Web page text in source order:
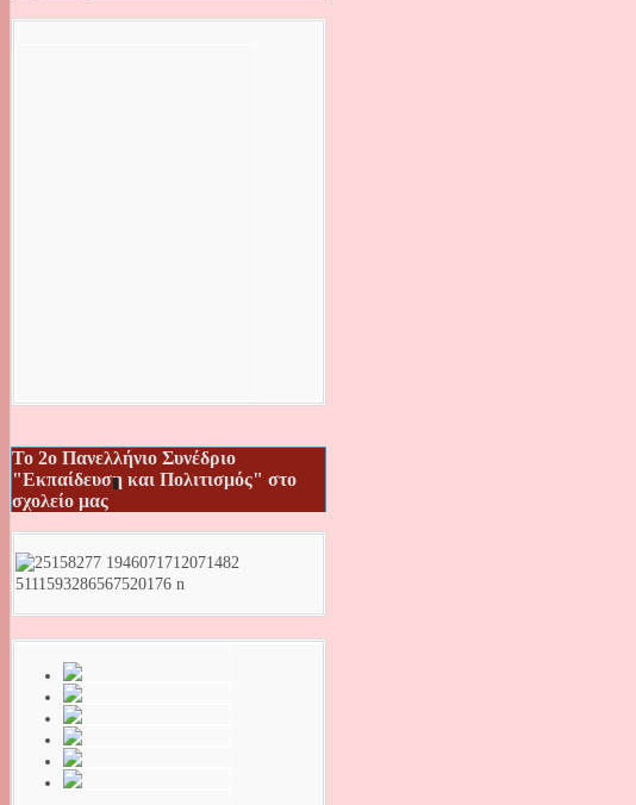
Το 2ο Πανελλήνιο Συνέδριο
"Εκπαίδευση και Πολιτισμός" στο
σχολείο μας